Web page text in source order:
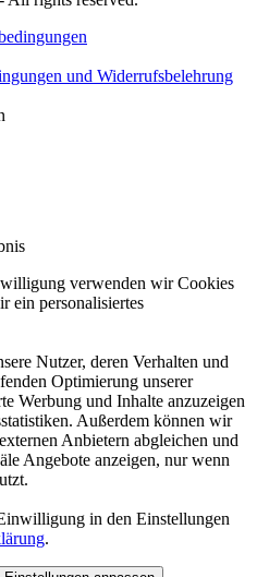
und Widerrufsbelehrung
verwenden wir Cookies
ein personalisiertes
Nutzer, deren Verhalten und
Optimierung unserer
Werbung und Inhalte anzuzeigen
Außerdem können wir
Anbietern abgleichen und
Angebote anzeigen, nur wenn
in den Einstellungen
.